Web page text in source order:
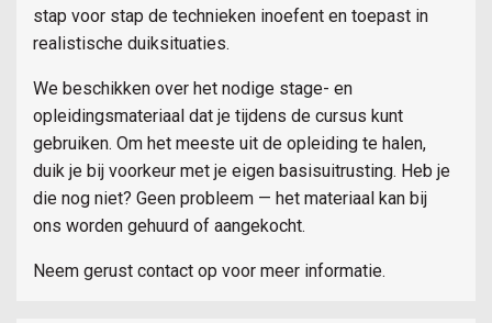
stap voor stap de technieken inoefent en toepast in
realistische duiksituaties.
We beschikken over het nodige stage- en
opleidingsmateriaal dat je tijdens de cursus kunt
gebruiken. Om het meeste uit de opleiding te halen,
duik je bij voorkeur met je eigen basisuitrusting. Heb je
die nog niet? Geen probleem — het materiaal kan bij
ons worden gehuurd of aangekocht.
Neem gerust contact op voor meer informatie.